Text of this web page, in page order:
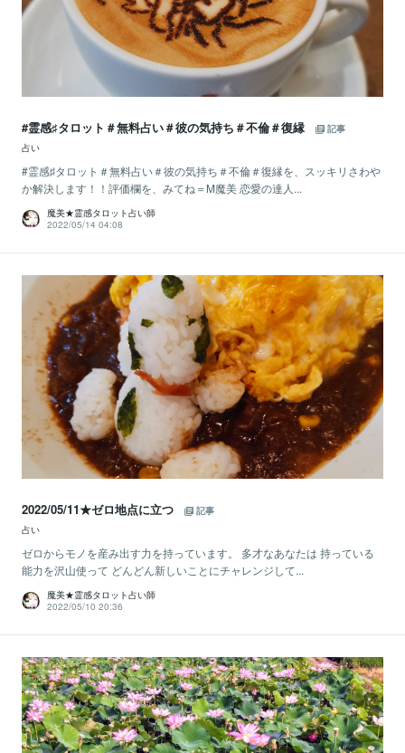
#霊感♯タロット＃無料占い＃彼の気持ち＃不倫＃復縁
記事
占い
#霊感♯タロット＃無料占い＃彼の気持ち＃不倫＃復縁を、スッキリさわや
か解決します！！評価欄を、みてね＝M魔美 恋愛の達人...
魔美★霊感タロット占い師
2022/05/14 04:08
2022/05/11★ゼロ地点に立つ
記事
占い
ゼロからモノを産み出す力を持っています。 多才なあなたは 持っている
能力を沢山使って どんどん新しいことにチャレンジして...
魔美★霊感タロット占い師
2022/05/10 20:36